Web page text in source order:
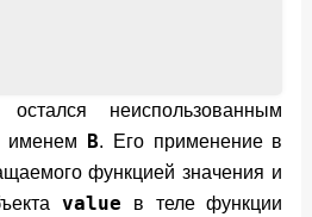
неиспользованным
именем
B. Его применение в
функцией значения и
value в теле функции